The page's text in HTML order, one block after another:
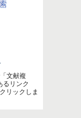
文献複
るリンク
リックしま